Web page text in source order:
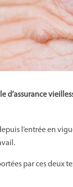
d’assurance
l’entrée en
par ces deux